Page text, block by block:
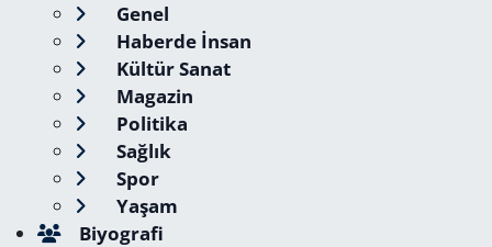
Genel
Haberde İnsan
Kültür Sanat
Magazin
Politika
Sağlık
Spor
Yaşam
Biyografi